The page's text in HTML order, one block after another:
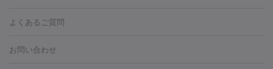
グ
フォトシルクプラス
HIFU（ハイフ）
よくあるご質問
お問い合わせ